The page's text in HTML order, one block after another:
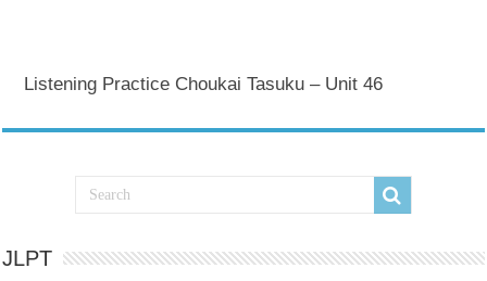
Listening Practice Choukai Tasuku – Unit 46
JLPT